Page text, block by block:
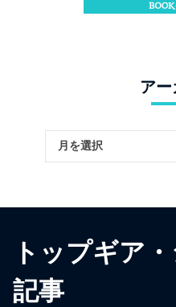
ア
トップギア
記事